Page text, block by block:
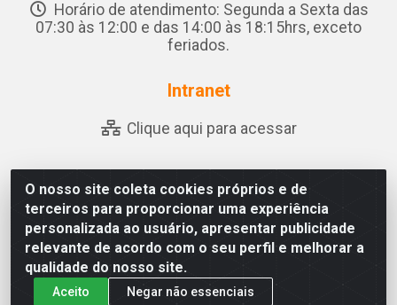
O nosso site coleta cookies próprios e de
terceiros para proporcionar uma experiência
personalizada ao usuário, apresentar publicidade
relevante de acordo com o seu perfil e melhorar a
qualidade do nosso site.
Aceito Negar não essenciais
Horário de atendimento: Segunda a Sexta das
07:30 às 12:00 e das 14:00 às 18:15hrs, exceto
feriados.
Intranet
Clique aqui para acessar
Abreu & Silva - Rua Padre Jose de Souza Leite, 265 - Ariado,
Olho D'Água das Flores/AL - CEP 57.442-000 - CNPJ
04.790.656/0001-06